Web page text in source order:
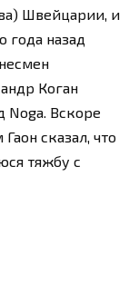
Швейцарии, и
года назад
Коган
Noga. Вскоре
сказал, что
тяжбу с